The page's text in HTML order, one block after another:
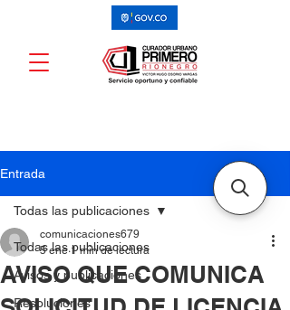
Entrada
Todas las publicaciones
Avisos y publicaciones
Resoluciones
Todas las publicaciones
AVISO QUE COMUNICA
comunicaciones679
5 ene 1 min de lectura